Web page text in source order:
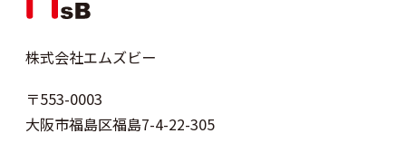
株式会社エムズビー
〒553-0003
大阪市福島区福島7-4-22-305